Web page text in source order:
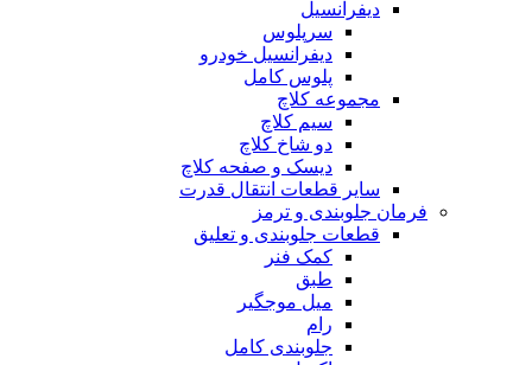
دیفرانسیل
سرپلوس
دیفرانسیل خودرو
پلوس کامل
مجموعه کلاچ
سیم کلاچ
دو شاخ کلاچ
دیسک و صفحه کلاچ
سایر قطعات انتقال قدرت
فرمان جلوبندی و ترمز
قطعات جلوبندی و تعلیق
کمک فنر
میل موجگیر
جلوبندی کامل